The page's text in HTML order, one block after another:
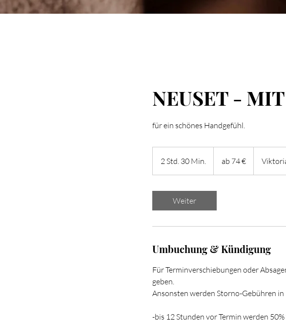
NEUSET -
für ein schönes Handgefühl.
2 Std. 30 Min.
S
.
M
i
n
ab 74 €
Weiter
Umbuchung & Kündigung
Für Terminverschiebungen oder
geben.
Ansonsten werden Storno-Gebühren in
-bis 12 Stunden vor Termin werden